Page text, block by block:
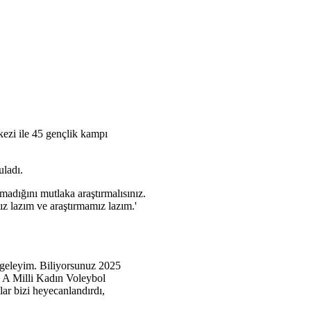
ile 45 gençlik kampı
mutlaka araştırmalısınız.
ve araştırmamız lazım.'
geleyim. Biliyorsunuz 2025
A Milli Kadın Voleybol
bizi heyecanlandırdı,